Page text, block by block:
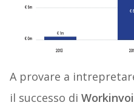
A provare a
il successo di